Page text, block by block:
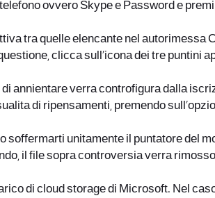
ovvero Skype e Password e
tra quelle elencante nel autorimessa
clicca sull’icona dei tre puntini
annientare verra controfigura dalla
di ripensamenti, premendo
soffermarti unitamente il puntatore del
il file sopra controversia verra
di cloud storage di Microsoft. Nel